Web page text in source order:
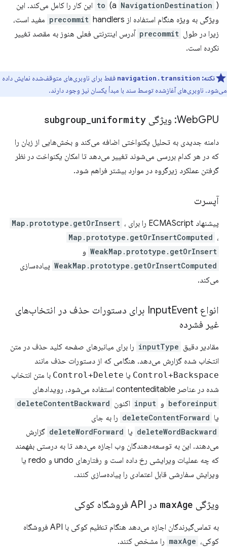
to (a NavigationDestination
) این کار را کامل می‌کند. این
ویژگی به ویژه هنگام استفاده از
precommit handlers مفید است،
زیرا در طول precommit آدرس اینترنتی فعلی هنوز به مقصد تغییر
نکرده است.
نکته: navigation.transition فقط برای ناوبری‌های متوقف‌شده نمایش داده
می‌شود. ناوبری‌های آغازشده توسط سند با مبدأ یکسان نیز وجود دارند.
WebGPU: ویژگی subgroup uniformity
دامنه جدیدی به تحلیل یکنواختی اضافه می‌کند و بخش‌هایی از زبان را
که در هر کدام بررسی می‌شوند تغییر می‌دهد تا امکان یکنواخت در نظر
گرفتن عملکرد زیرگروه در موارد بیشتر فراهم شود.
آپسرت
پیشنهاد ECMAScript را برای Map.prototype.getOrInsert ،
Map.prototype.getOrInsertComputed ،
WeakMap.prototype.getOrInsert و
WeakMap.prototype.getOrInsertComputed پیاده‌سازی
می‌کند.
انواع Input
Event برای دستورات حذف در انتخاب‌های
غیر فشرده
مقادیر دقیق inputType را برای میانبرهای صفحه کلید حذف در متن
انتخاب شده گزارش می‌دهد. هنگامی که از دستورات حذف مانند
Control+Backspace یا Control+Delete با متن انتخاب
شده در عناصر contenteditable استفاده می‌شود، رویدادهای
beforeinput و input اکنون deleteContentBackward
یا deleteContentForward را به جای
deleteWordBackward یا deleteWordForward گزارش
می‌دهند. این به توسعه‌دهندگان وب اجازه می‌دهد تا به درستی بفهمند
که چه عملیات ویرایشی رخ داده است و رفتارهای undo و redo یا
ویرایش سفارشی قابل اعتمادی را پیاده‌سازی کنند.
ویژگی maxAge در API فروشگاه کوکی
به تماس‌گیرندگان اجازه می‌دهد هنگام تنظیم کوکی با API فروشگاه
کوکی، maxAge را مشخص کنند.